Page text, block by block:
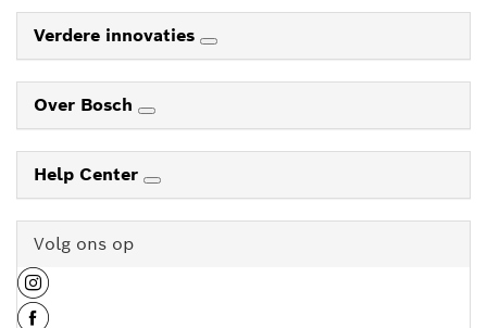
Verdere innovaties
Over Bosch
Help Center
Volg ons op